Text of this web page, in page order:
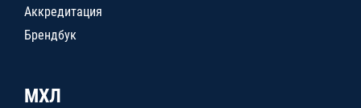
Аккредитация
Брендбук
МХЛ